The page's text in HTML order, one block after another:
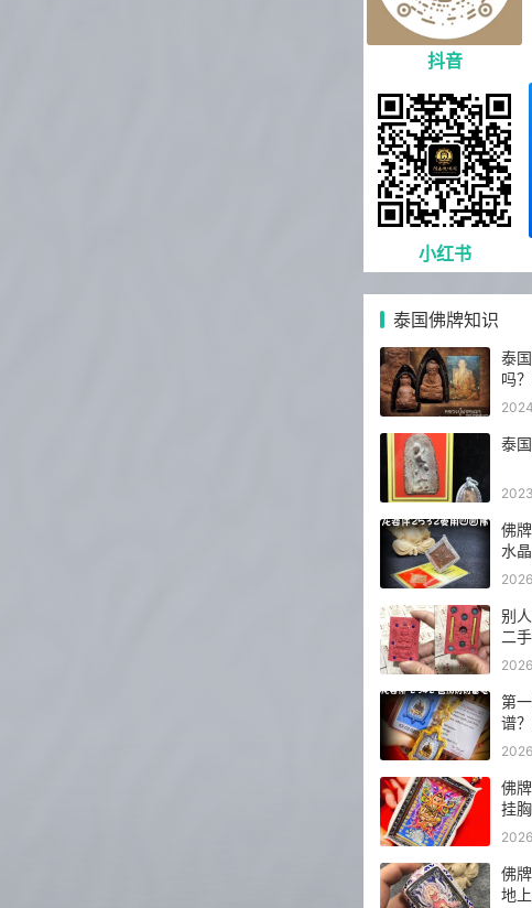
抖音
小红书
泰国佛牌知识
泰
吗
请？
泰
佛
水
先
别
二
意
第
谱
5 个
佛
挂
分
佛
地